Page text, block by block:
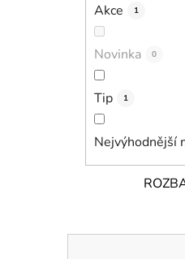
Akce 1
Novinka 0
Tip 1
Nejvýhodnější
K